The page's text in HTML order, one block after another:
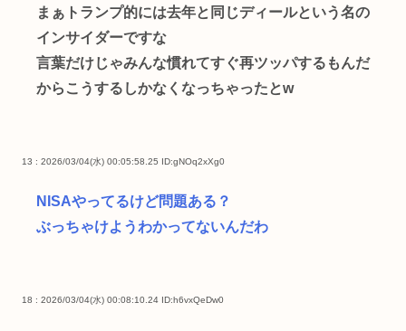
まぁトランプ的には去年と同じディールという名の
インサイダーですな
言葉だけじゃみんな慣れてすぐ再ツッパするもんだ
からこうするしかなくなっちゃったとw
13 : 2026/03/04(水) 00:05:58.25 ID:gNOq2xXg0
NISAやってるけど問題ある？
ぶっちゃけようわかってないんだわ
18 : 2026/03/04(水) 00:08:10.24 ID:h6vxQeDw0